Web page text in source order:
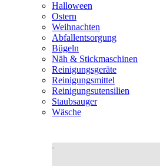
Halloween
Ostern
Weihnachten
Abfallentsorgung
Bügeln
Näh & Stickmaschinen
Reinigungsgeräte
Reinigungsmittel
Reinigungsutensilien
Staubsauger
Wäsche